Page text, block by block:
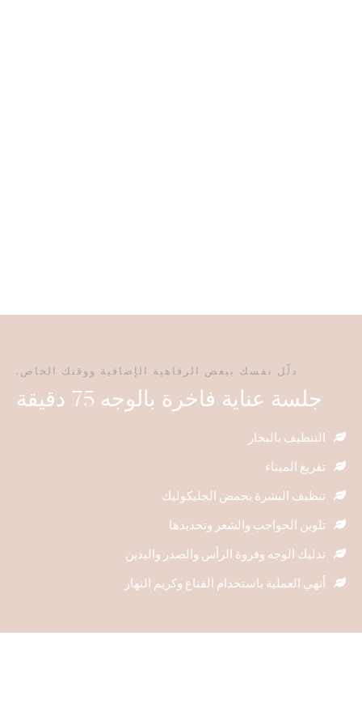
دلّل نفسك ببعض الرفاهية الإضافية ووقتك الخاص.
جلسة عناية فاخرة بالوجه 75 دقيقة
التنظيف بالبخار
تفريغ الميناء
تنظيف البشرة بحمض الجليكوليك
تلوين الحواجب والشعر وتحديدها
تدليك الوجه وفروة الرأس والصدر واليدين
أنهي العملية باستخدام القناع وكريم النهار